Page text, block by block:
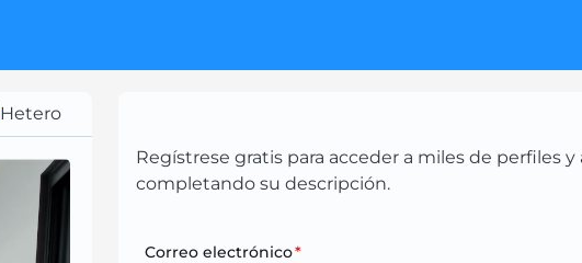
Hetero
Regístrese gratis para acceder a miles de perfiles
completando su descripción.
Correo electrónico*